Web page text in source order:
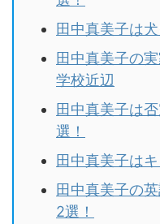
田中真美子は
田中真美子の
学校近辺
田中真美子は
選！
田中真美子は
田中真美子の
2選！